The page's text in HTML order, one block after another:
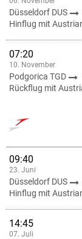
Düsseldorf DUS
Hinflug mit
07:20
10. November
Podgorica TGD
Rückflug mit
09:40
23. Juni
Düsseldorf DUS
Hinflug mit
14:45
07. Juli